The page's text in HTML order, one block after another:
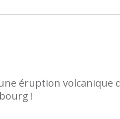
éruption volcanique
!